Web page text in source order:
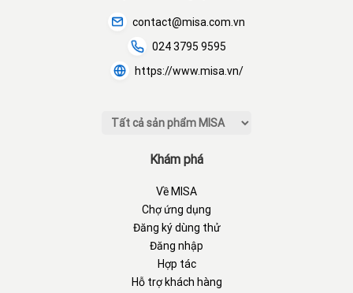
contact@misa.com.vn
024 3795 9595
https://www.misa.vn/
Khám phá
Về MISA
Chợ ứng dụng
Đăng ký dùng thử
Đăng nhập
Hợp tác
Hỗ trợ khách hàng